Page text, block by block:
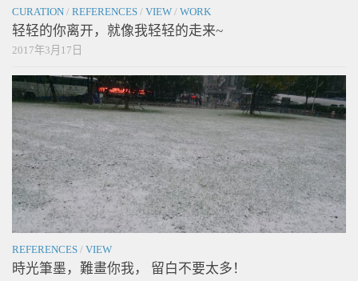
CURATION / REFERENCES / VIEW / WORK
轻轻的你离开，就像我轻轻的走来~
2017年3月17日
REFERENCES / VIEW
時光筆墨，難畫你我， 留白不要太多！